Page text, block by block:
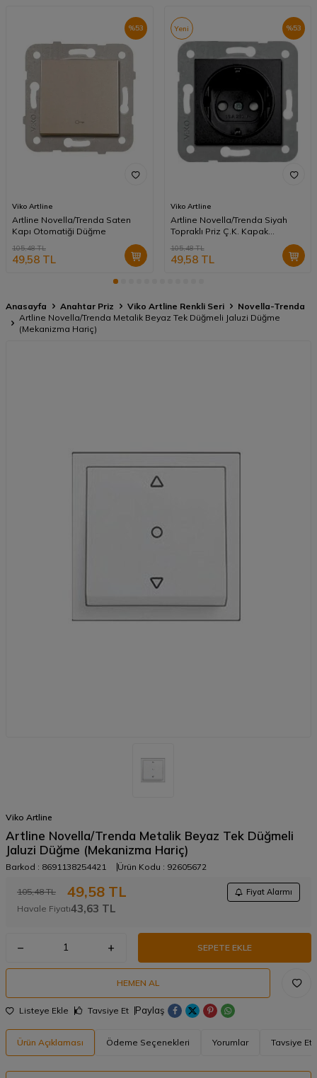
%53
Viko Artline
Artline Novella/Trenda Saten
Kapı Otomatiği Düğme
105,48TL
49,58 TL
%53
Yeni
Viko Artline
Artline Novella/Trenda Siyah
Topraklı Priz Ç.K. Kapak
105,48TL
49,58TL
Anasayfa Anahtar Priz Viko Artline Renkli Seri
Novella-Trenda
Artline Novella/Trenda Metalik Beyaz Tek Düğmeli Jaluzi Düğme
(Mekanizma Hariç)
Viko Artline
Artline Novella/Trenda Metalik Beyaz Tek Düğmeli
Jaluzi Düğme (Mekanizma Hariç)
Barkod : 8691138254421 Ürün Kodu : 92605672
105,48TL 49,58 TL Fiyat Alarmı
Havale Fiyatı43,63 TL
SEPETE EKLE
HEMEN AL
Listeye Ekle Tavsiye Et Paylaş
Ürün Açıklaması Ödeme Seçenekleri Yorumlar Tavsiye Et